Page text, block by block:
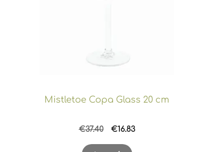
Mistletoe Copa Glass 20 cm
€37.40
Original
€16.83Η